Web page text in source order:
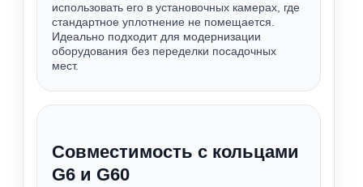
использовать его в установочных камерах, где
стандартное уплотнение не помещается.
Идеально подходит для модернизации
оборудования без переделки посадочных
мест.
Совместимость с кольцами
G6 и G60